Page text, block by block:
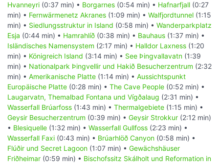
Hvanneyri (0:37 min) • Borgarnes (0:54 min) • Hafnarfjall (0:27
min) • Fernwärmenetz Akranes (1:09 min) • Walfjordtunnel (1:15
min) • Siedlungsstruktur in Island (0:58 min) • Wanderparkplatz
Esja (0:44 min) • Hamrahlíð (0:38 min) • Bauhaus (1:37 min) •
Isländisches Namensystem (2:17 min) • Halldor Laxness (1:20
min) • Königreich Island (3:14 min) • See Þingvallavatn (1:39
min) • Nationalpark Þingvellir und Hakið Besucherzentrum (2:32
min) • Amerikanische Platte (1:14 min) • Aussichtspunkt
Europäische Platte (0:28 min) • The Cave People (0:52 min) •
Laugarvatn, Themalbad Fontana und Vígðalaug (2:31 min) •
Wasserfall Brúarfoss (1:43 min) • Thermalgebiete (1:15 min) •
Geysir Besucherzentrum (0:39 min) • Geysir Strokkur (2:12 min)
• Blesiquelle (1:32 min) • Wasserfall Gullfoss (2:23 min) •
Wasserfall Faxi (0:43 min) • Brúarhlöð Canyon (0:58 min) •
Flúðir und Secret Lagoon (1:07 min) • Gewächshäuser
Friðheimar (0:59 min) • Bischofssitz Skálholt und Reformation in